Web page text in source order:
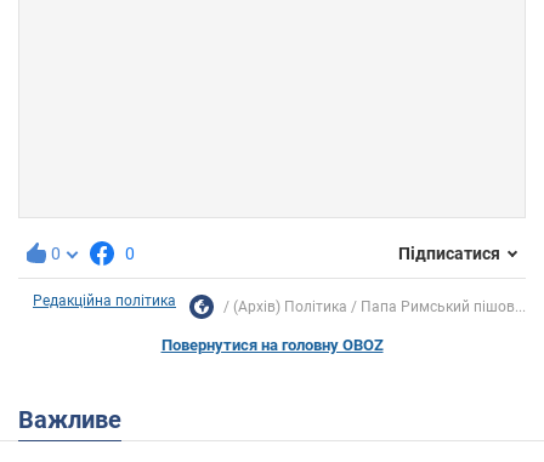
0 0 Підписатися
Редакційна політика (Архів) Політика Папа Римський пішов...
Повернутися на головну OBOZ
Важливе